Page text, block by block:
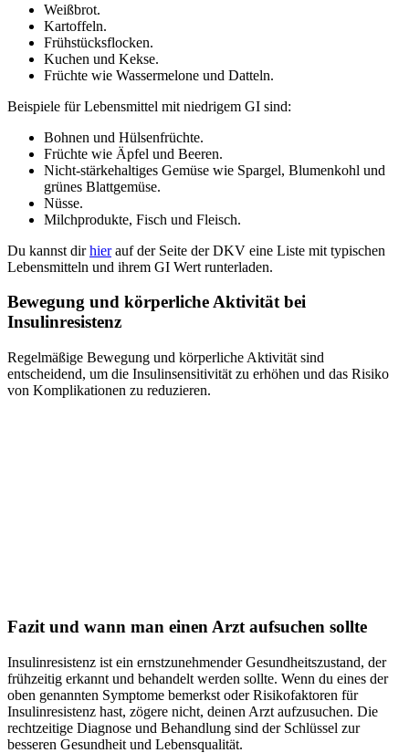
Weißbrot.
Kartoffeln.
Frühstücksflocken.
Kuchen und Kekse.
Früchte wie Wassermelone und Datteln.
Beispiele für Lebensmittel mit niedrigem GI sind:
Bohnen und Hülsenfrüchte.
Früchte wie Äpfel und Beeren.
Nicht-stärkehaltiges Gemüse wie Spargel, Blumenkohl und
grünes Blattgemüse.
Nüsse.
Milchprodukte, Fisch und Fleisch.
Du kannst dirhierauf der Seite der DKV eine Liste mit typischen
Lebensmitteln und ihrem GI Wert runterladen.
Bewegung und körperliche Aktivität bei
Insulinresistenz
Regelmäßige Bewegung und körperliche Aktivität sind
entscheidend, um die Insulinsensitivität zu erhöhen und das Risiko
von Komplikationen zu reduzieren.
Fazit und wann man einen Arzt aufsuchen sollte
Insulinresistenz ist ein ernstzunehmender Gesundheitszustand, der
frühzeitig erkannt und behandelt werden sollte. Wenn du eines der
oben genannten Symptome bemerkst oder Risikofaktoren für
Insulinresistenz hast, zögere nicht, deinen Arzt aufzusuchen. Die
rechtzeitige Diagnose und Behandlung sind der Schlüssel zur
besseren Gesundheit und Lebensqualität.